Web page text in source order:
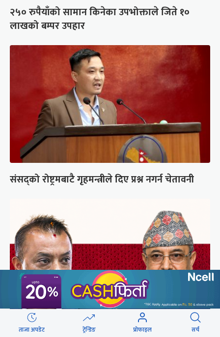
२५० रुपैयाँको सामान किनेका उपभोक्ताले जिते १०
लाखको बम्पर उपहार
संसद्को रोष्ट्रमबाटै गृहमन्त्रीले दिए प्रश्न नगर्न चेतावनी
कांग्रेसको आधिकारिकता विवादमा सर्वोच्चले सुरुदेखि
ताजा अपडेट ट्रेन्डिङ प्रोफाइल सर्च